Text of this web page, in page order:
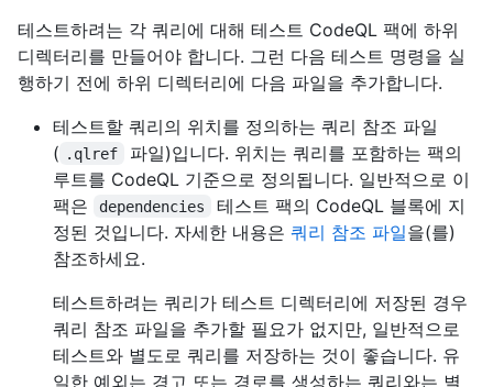
테스트하려는 각 쿼리에 대해 테스트 CodeQL 팩에 하위
디렉터리를 만들어야 합니다. 그런 다음 테스트 명령을 실
행하기 전에 하위 디렉터리에 다음 파일을 추가합니다.
테스트할 쿼리의 위치를 정의하는 쿼리 참조 파일
( .qlref
파일)입니다. 위치는 쿼리를 포함하는 팩의
루트를 CodeQL 기준으로 정의됩니다. 일반적으로 이
팩은
dependencies
테스트 팩의 CodeQL 블록에 지
정된 것입니다. 자세한 내용은 쿼리 참조 파일을(를)
참조하세요.
테스트하려는 쿼리가 테스트 디렉터리에 저장된 경우
쿼리 참조 파일을 추가할 필요가 없지만, 일반적으로
테스트와 별도로 쿼리를 저장하는 것이 좋습니다. 유
일한 예외는 경고 또는 경로를 생성하는 쿼리와는 별